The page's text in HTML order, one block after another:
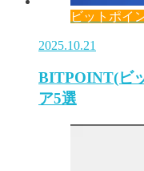
ビットポイ
2025.10.21
BITPOINT(ビ
ア5選